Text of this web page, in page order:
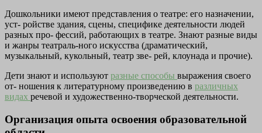
Дошкольники имеют представления о театре: его назначении,
уст- ройстве здания, сцены, специфике деятельности людей
разных про- фессий, работающих в театре. Знают разные виды
и жанры театраль-ного искусства (драматический,
музыкальный, кукольный, театр зве- рей, клоунада и прочие).
Дети знают и используют разные способы выражения своего
от- ношения к литературному произведению в различных
видах речевой и художественно-творческой деятельности.
Организация опыта освоения образовательной